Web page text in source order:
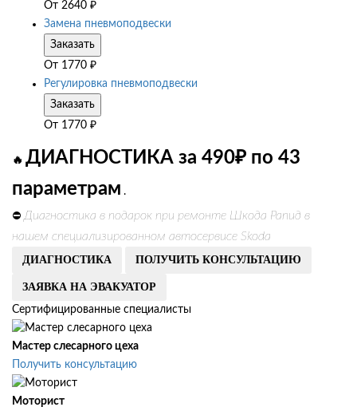
От 2640 ₽
Замена пневмоподвески
Заказать
От 1770 ₽
Регулировка пневмоподвески
Заказать
От 1770 ₽
🔥 ДИАГНОСТИКА за 490₽ по 43
параметрам .
⛔ Диагностика в подарок при ремонте Шкода Рапид в
нашем специализированном автосервисе Skoda
ДИАГНОСТИКА ПОЛУЧИТЬ КОНСУЛЬТАЦИЮ
ЗАЯВКА НА ЭВАКУАТОР
Сертифицированные специалисты
Мастер слесарного цеха
Получить консультацию
Моторист